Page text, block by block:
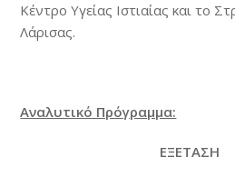
Κέντρο Υγείας Ιστιαίας και το
Λάρισας.
Αναλυτικό Πρόγραμμα:
ΕΞΕΤΑΣΗ